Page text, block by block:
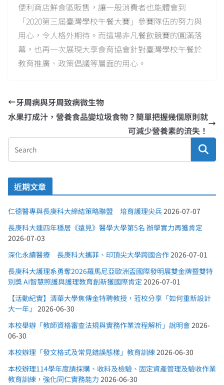
便利商店鮮食區販售，讓一般消費者也能體會到
「2020第三屆臺灣學校午餐大賽」參賽隊伍的努力與
用心，令人格外期待。而這場非凡餐飲競賽的圓滿落
幕，也再一次展現大享食育協會針對臺灣學校午餐於
教育推廣、政策倡議等層面的用心。
牙周病與牙周致病微生物
水果打成汁，營養食品變垃圾食物？簡單把握幾個原則就
可減少營養素的流失！
近期文章
仁德醫專與長庚科大締結策略聯盟 培育護理尖兵2026-07-07
長庚科大連四年穩居《遠見》醫學大學第5名 辦學實力再獲肯定
2026-07-03
深化永續醫療 長庚科大攜菲、印頂尖大學跨國合作2026-07-01
長庚科大護理系勇奪2026羅馬尼亞歐洲盃國際發明展雙金牌暨雙特
別獎 AI智慧照護與護理教育創新獲國際肯定 2026-07-01
【活動紀實】清華大學焦傳金特聘教授，蒞校分享「如何重新設計
大一年」 2026-06-30
本校舉辦「教師資格審查法規與實務作業流程解析」說明會2026-
06-30
本校辦理「發文格式及常見錯誤態樣」教育訓練2026-06-30
本校辦理114學年度請採購、收料及檢驗、固定資產管理及驗收作業
教育訓練，強化同仁實務能力 2026-06-30